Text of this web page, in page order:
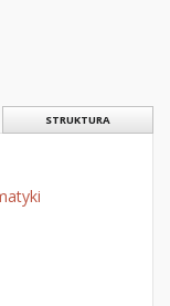
STRUKTURA